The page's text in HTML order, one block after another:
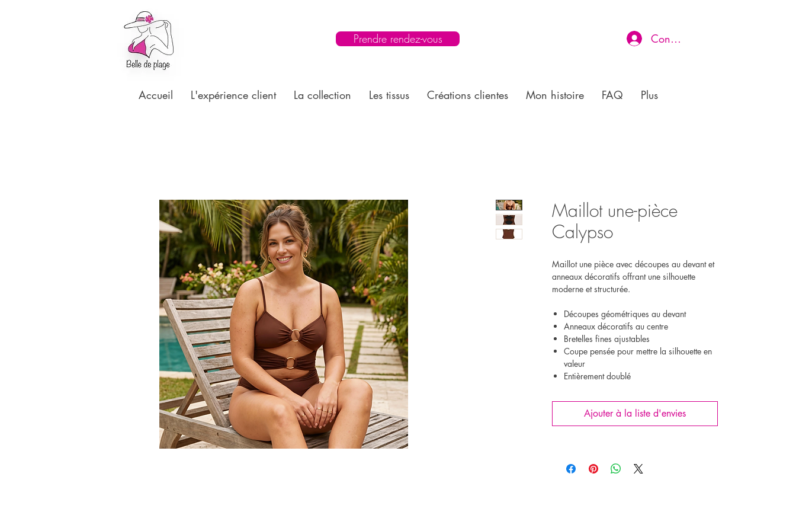
Prendre rendez-vous Connexion
Accueil L'expérience client La collection Les tissus Créations clientes Mon histoire FAQ Plus
Maillot une-pièce
Calypso
Maillot une pièce avec découpes au devant et
anneaux décoratifs offrant une silhouette
moderne et structurée.
Découpes géométriques au devant
Anneaux décoratifs au centre
Bretelles fines ajustables
Coupe pensée pour mettre la silhouette en
valeur
Entièrement doublé
Ce modèle convient particulièrement aux
poitrines offrant un maintien naturel.
préférences :
Ajouter à la liste d'envies